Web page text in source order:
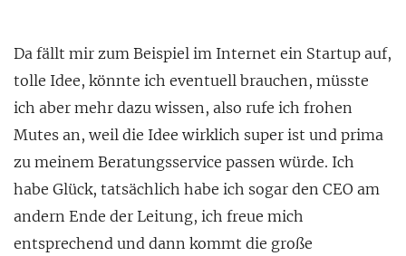
Da fällt mir zum Beispiel im Internet ein Startup auf,
tolle Idee, könnte ich eventuell brauchen, müsste
ich aber mehr dazu wissen, also rufe ich frohen
Mutes an, weil die Idee wirklich super ist und prima
zu meinem Beratungsservice passen würde. Ich
habe Glück, tatsächlich habe ich sogar den CEO am
andern Ende der Leitung, ich freue mich
entsprechend und dann kommt die große